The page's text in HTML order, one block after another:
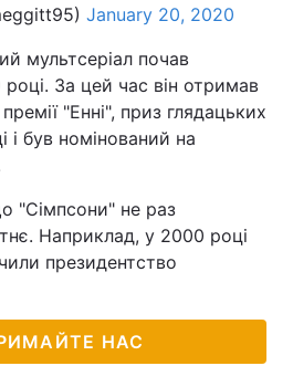
January 20, 2020
мультсеріал почав
За цей час він отримав
"Енні", приз глядацьких
і був номінований на
"Сімпсони" не раз
Наприклад, у 2000 році
президентство
НАС